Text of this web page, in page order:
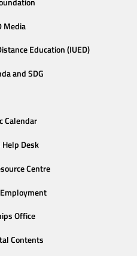
Media
Education (IUED)
and SDG
Calendar
Desk
Centre
Office
Contents